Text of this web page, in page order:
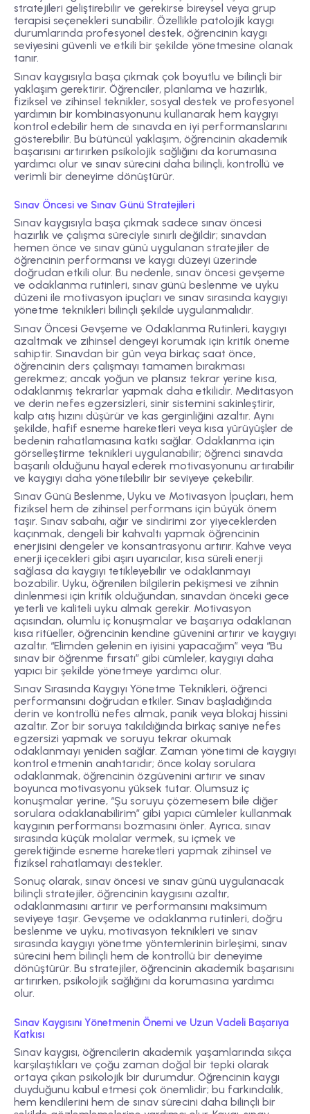
stratejileri geliştirebilir ve gerekirse bireysel veya grup
terapisi seçenekleri sunabilir. Özellikle patolojik kaygı
durumlarında profesyonel destek, öğrencinin kaygı
seviyesini güvenli ve etkili bir şekilde yönetmesine olanak
tanır.
Sınav kaygısıyla başa çıkmak çok boyutlu ve bilinçli bir
yaklaşım gerektirir. Öğrenciler, planlama ve hazırlık,
fiziksel ve zihinsel teknikler, sosyal destek ve profesyonel
yardımın bir kombinasyonunu kullanarak hem kaygıyı
kontrol edebilir hem de sınavda en iyi performanslarını
gösterebilir. Bu bütüncül yaklaşım, öğrencinin akademik
başarısını artırırken psikolojik sağlığını da korumasına
yardımcı olur ve sınav sürecini daha bilinçli, kontrollü ve
verimli bir deneyime dönüştürür.
Sınav Öncesi ve Sınav Günü Stratejileri
Sınav kaygısıyla başa çıkmak sadece sınav öncesi
hazırlık ve çalışma süreciyle sınırlı değildir; sınavdan
hemen önce ve sınav günü uygulanan stratejiler de
öğrencinin performansı ve kaygı düzeyi üzerinde
doğrudan etkili olur. Bu nedenle, sınav öncesi gevşeme
ve odaklanma rutinleri, sınav günü beslenme ve uyku
düzeni ile motivasyon ipuçları ve sınav sırasında kaygıyı
yönetme teknikleri bilinçli şekilde uygulanmalıdır.
Sınav Öncesi Gevşeme ve Odaklanma Rutinleri, kaygıyı
azaltmak ve zihinsel dengeyi korumak için kritik öneme
sahiptir. Sınavdan bir gün veya birkaç saat önce,
öğrencinin ders çalışmayı tamamen bırakması
gerekmez; ancak yoğun ve plansız tekrar yerine kısa,
odaklanmış tekrarlar yapmak daha etkilidir. Meditasyon
ve derin nefes egzersizleri, sinir sistemini sakinleştirir,
kalp atış hızını düşürür ve kas gerginliğini azaltır. Aynı
şekilde, hafif esneme hareketleri veya kısa yürüyüşler de
bedenin rahatlamasına katkı sağlar. Odaklanma için
görselleştirme teknikleri uygulanabilir; öğrenci sınavda
başarılı olduğunu hayal ederek motivasyonunu artırabilir
ve kaygıyı daha yönetilebilir bir seviyeye çekebilir.
Sınav Günü Beslenme, Uyku ve Motivasyon İpuçları, hem
fiziksel hem de zihinsel performans için büyük önem
taşır. Sınav sabahı, ağır ve sindirimi zor yiyeceklerden
kaçınmak, dengeli bir kahvaltı yapmak öğrencinin
enerjisini dengeler ve konsantrasyonu artırır. Kahve veya
enerji içecekleri gibi aşırı uyarıcılar, kısa süreli enerji
sağlasa da kaygıyı tetikleyebilir ve odaklanmayı
bozabilir. Uyku, öğrenilen bilgilerin pekişmesi ve zihnin
dinlenmesi için kritik olduğundan, sınavdan önceki gece
yeterli ve kaliteli uyku almak gerekir. Motivasyon
açısından, olumlu iç konuşmalar ve başarıya odaklanan
kısa ritüeller, öğrencinin kendine güvenini artırır ve kaygıyı
azaltır. “Elimden gelenin en iyisini yapacağım” veya “Bu
sınav bir öğrenme fırsatı” gibi cümleler, kaygıyı daha
yapıcı bir şekilde yönetmeye yardımcı olur.
Sınav Sırasında Kaygıyı Yönetme Teknikleri, öğrenci
performansını doğrudan etkiler. Sınav başladığında
derin ve kontrollü nefes almak, panik veya blokaj hissini
azaltır. Zor bir soruya takıldığında birkaç saniye nefes
egzersizi yapmak ve soruyu tekrar okumak
odaklanmayı yeniden sağlar. Zaman yönetimi de kaygıyı
kontrol etmenin anahtarıdır; önce kolay sorulara
odaklanmak, öğrencinin özgüvenini artırır ve sınav
boyunca motivasyonu yüksek tutar. Olumsuz iç
konuşmalar yerine, “Şu soruyu çözemesem bile diğer
sorulara odaklanabilirim” gibi yapıcı cümleler kullanmak
kaygının performansı bozmasını önler. Ayrıca, sınav
sırasında küçük molalar vermek, su içmek ve
gerektiğinde esneme hareketleri yapmak zihinsel ve
fiziksel rahatlamayı destekler.
Sonuç olarak, sınav öncesi ve sınav günü uygulanacak
bilinçli stratejiler, öğrencinin kaygısını azaltır,
odaklanmasını artırır ve performansını maksimum
seviyeye taşır. Gevşeme ve odaklanma rutinleri, doğru
beslenme ve uyku, motivasyon teknikleri ve sınav
sırasında kaygıyı yönetme yöntemlerinin birleşimi, sınav
sürecini hem bilinçli hem de kontrollü bir deneyime
dönüştürür. Bu stratejiler, öğrencinin akademik başarısını
artırırken, psikolojik sağlığını da korumasına yardımcı
olur.
Sınav Kaygısını Yönetmenin Önemi ve Uzun Vadeli Başarıya
Katkısı
Sınav kaygısı, öğrencilerin akademik yaşamlarında sıkça
karşılaştıkları ve çoğu zaman doğal bir tepki olarak
ortaya çıkan psikolojik bir durumdur. Öğrencinin kaygı
duyduğunu kabul etmesi çok önemlidir; bu farkındalık,
hem kendilerini hem de sınav sürecini daha bilinçli bir